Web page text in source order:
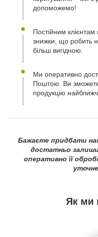
допоможемо!
Постійним
знижки, що робить
більш вигідною.
Ми оперативно
Поштою. Ви
продукцію
Бажаєте придбати
достатньо
оперативно її
Як ми